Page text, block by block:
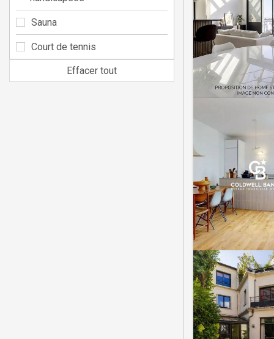
Sauna
Court de tennis
Effacer tout